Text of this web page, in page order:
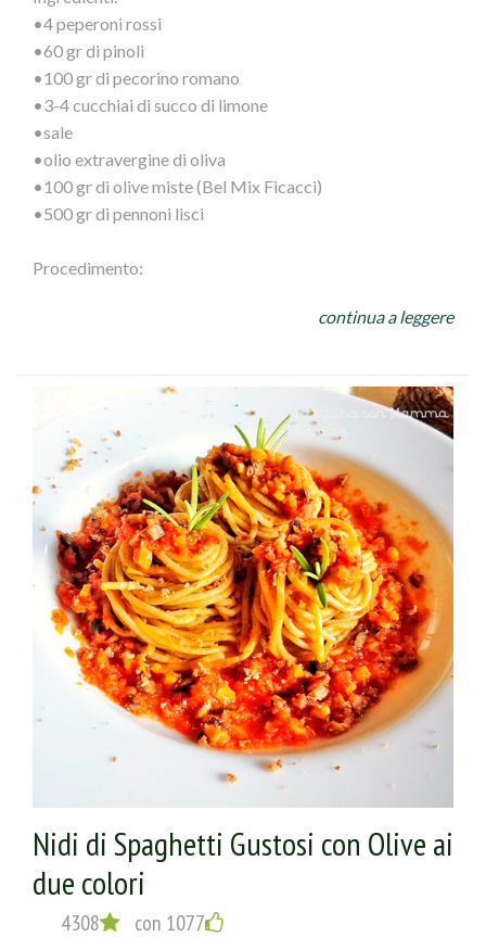
•4 peperoni rossi
•60 gr di pinoli
•100 gr di pecorino romano
•3-4 cucchiai di succo di limone
•sale
•olio extravergine di oliva
•100 gr di olive miste (Bel Mix Ficacci)
•500 gr di pennoni lisci
Procedimento:
eliminare i semi e frullali a crema. Tosta i pinoli e tritali.
Cuoci i pennoni secondo le istruzioni sulla confezione,
scolali e ripassali nel condimento appena preparato
continua a leggere
Nidi di Spaghetti Gustosi con Olive ai
due colori
4308 con 1077